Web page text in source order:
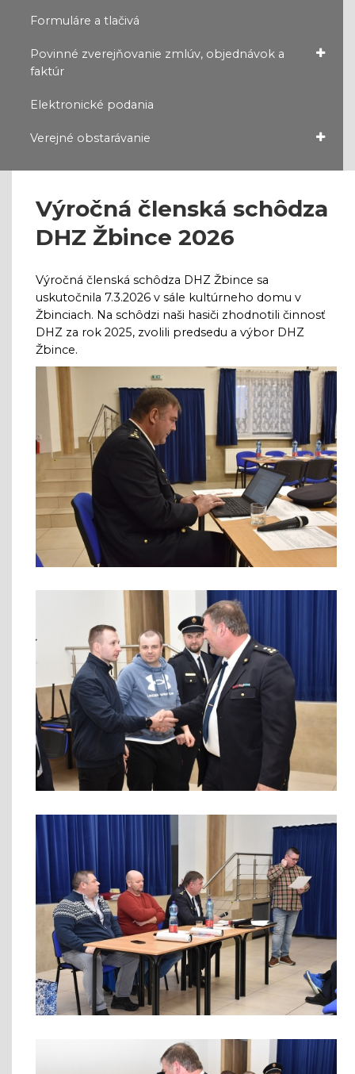
Formuláre a tlačivá
Povinné zverejňovanie zmlúv, objednávok a
faktúr
Elektronické podania
Verejné obstarávanie
Výročná členská schôdza
DHZ Žbince 2026
Výročná členská schôdza DHZ Žbince sa
uskutočnila 7.3.2026 v sále kultúrneho domu v
Žbinciach. Na schôdzi naši hasiči zhodnotili činnosť
DHZ za rok 2025, zvolili predsedu a výbor DHZ
Žbince.